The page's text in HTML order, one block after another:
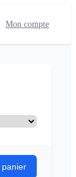
Mon compte